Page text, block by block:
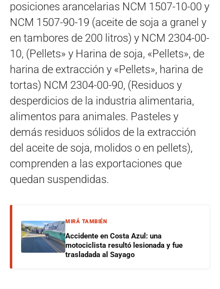
posiciones arancelarias NCM 1507-10-00 y
NCM 1507-90-19 (aceite de soja a granel y
en tambores de 200 litros) y NCM 2304-00-
10, (Pellets» y Harina de soja, «Pellets», de
harina de extracción y «Pellets», harina de
tortas) NCM 2304-00-90, (Residuos y
desperdicios de la industria alimentaria,
alimentos para animales. Pasteles y
demás residuos sólidos de la extracción
del aceite de soja, molidos o en pellets),
comprenden a las exportaciones que
quedan suspendidas.
MIRÁ TAMBIÉN
Accidente en Costa Azul: una
motociclista resultó lesionada y fue
trasladada al Sayago